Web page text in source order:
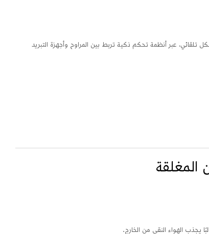
عبر أنظمة تحكم ذكية تربط بين المراوح وأجهزة التبريد
المغلقة
يجذب الهواء النقي من الخارج.